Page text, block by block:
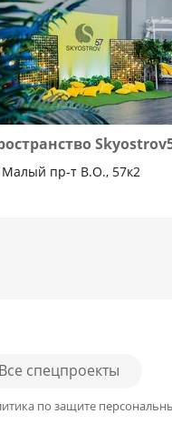
Малый пр-т В.О., 57к2
Все спецпроекты
по защите